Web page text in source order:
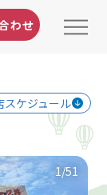
わせ
スケジュール
1 /51